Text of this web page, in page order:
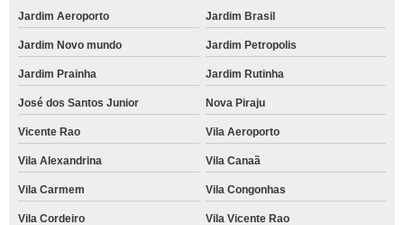
Jardim Aeroporto Jardim Brasil
Jardim Novo mundo Jardim Petropolis
Jardim Prainha Jardim Rutinha
José dos Santos Junior Nova Piraju
Vicente Rao Vila Aeroporto
Vila Alexandrina Vila Canaã
Vila Carmem Vila Congonhas
Vila Cordeiro
Vila Vicente Rao